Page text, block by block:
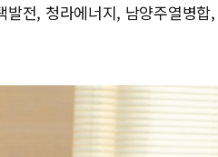
전, 청라에너지, 남양주열병합